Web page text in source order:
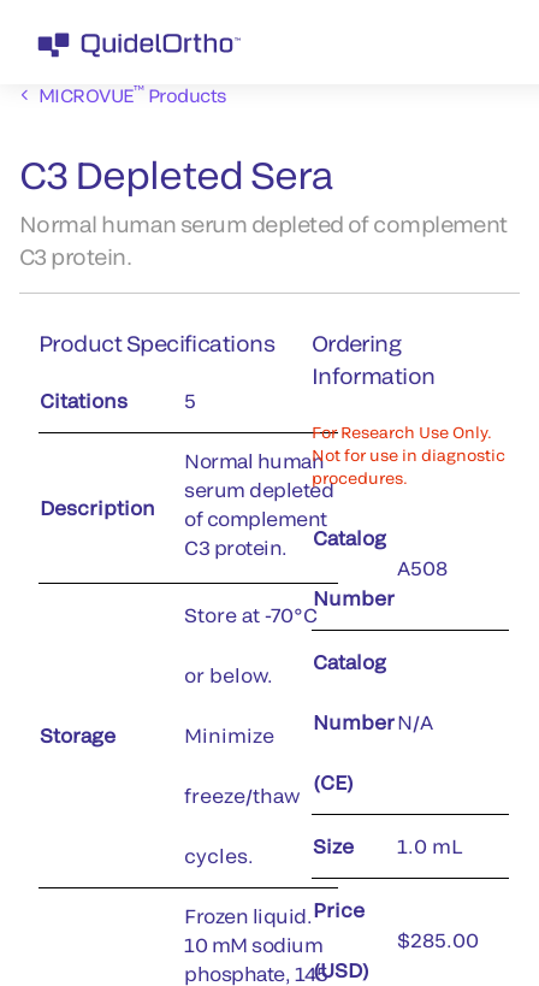
MICROVUE™Products
C3 Depleted Sera
Normal human serum depleted of complement
C3 protein.
Product Specifications
Citations 5
Description
Normal human
serum depleted
of complement
C3 protein.
Storage
Store at -70°C
or below.
Minimize
freeze/thaw
cycles.
Frozen liquid.
10 mM sodium
phosphate, 145
Ordering
Information
For Research Use Only.
Not for use in diagnostic
procedures.
Catalog
Number
A508
Catalog
Number
(CE)
N/A
Size 1.0 mL
Price
(USD)
$285.00